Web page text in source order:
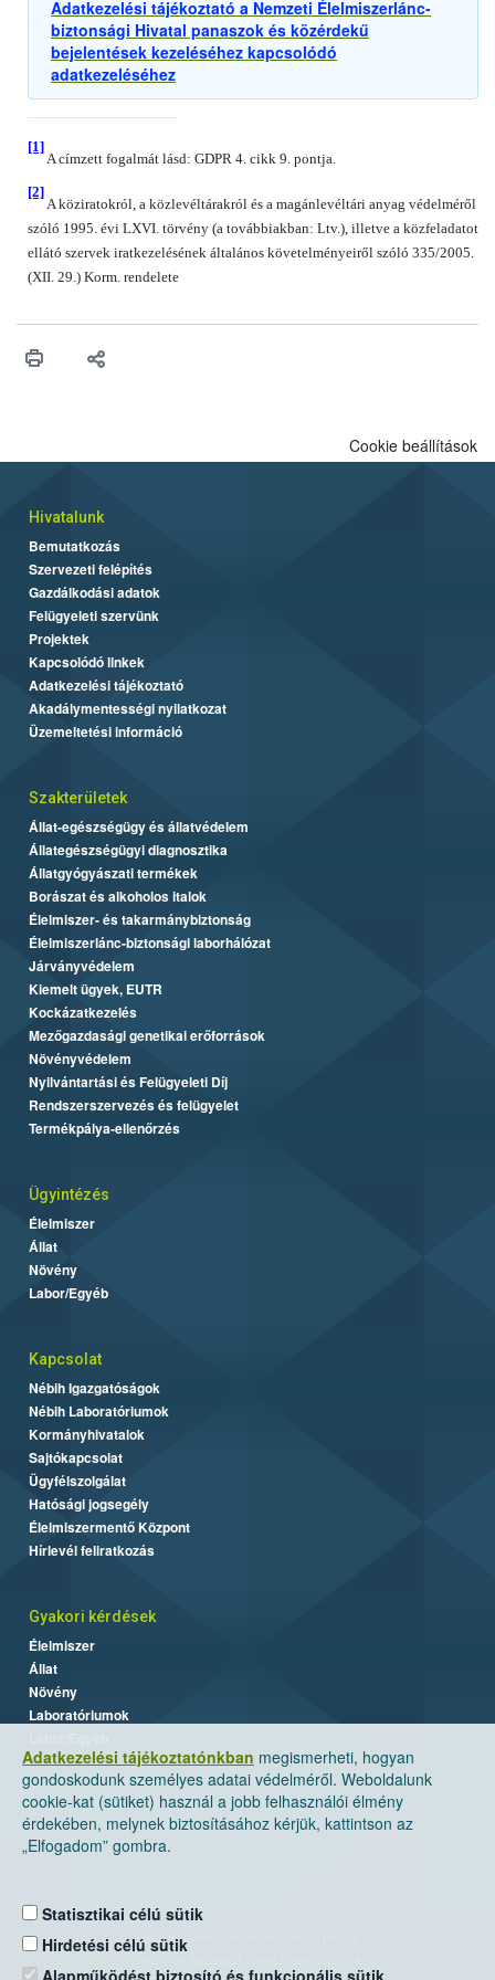
Adatkezelési tájékoztató a Nemzeti Élelmiszerlánc-
biztonsági Hivatal panaszok és közérdekű
bejelentések kezeléséhez kapcsolódó
adatkezeléséhez
[1]
A címzett fogalmát lásd: GDPR 4. cikk 9. pontja.
[2]
A köziratokról, a közlevéltárakról és a magánlevéltári anyag védelméről
szóló 1995. évi LXVI. törvény (a továbbiakban: Ltv.), illetve a közfeladatot
ellátó szervek iratkezelésének általános követelményeiről szóló 335/2005.
(XII. 29.) Korm. rendelete
Adatkezelési tájékoztatónkban megismerheti, hogyan
gondoskodunk személyes adatai védelméről. Weboldalunk
cookie-kat (sütiket) használ a jobb felhasználói élmény
érdekében, melynek biztosításához kérjük, kattintson az
„Elfogadom” gombra.
Statisztikai célú sütik
Hirdetési célú sütik
Alapműködést biztosító és funkcionális sütik
Cookie beállítások
Hivatalunk
Bemutatkozás
Szervezeti felépítés
Gazdálkodási adatok
Felügyeleti szervünk
Projektek
Kapcsolódó linkek
Adatkezelési tájékoztató
Akadálymentességi nyilatkozat
Üzemeltetési információ
Szakterületek
Állat-egészségügy és állatvédelem
Állategészségügyi diagnosztika
Állatgyógyászati termékek
Borászat és alkoholos italok
Élelmiszer- és takarmánybiztonság
Élelmiszerlánc-biztonsági laborhálózat
Járványvédelem
Kiemelt ügyek, EUTR
Kockázatkezelés
Mezőgazdasági genetikai erőforrások
Növényvédelem
Nyilvántartási és Felügyeleti Díj
Rendszerszervezés és felügyelet
Termékpálya-ellenőrzés
Ügyintézés
Élelmiszer
Állat
Növény
Labor/Egyéb
Kapcsolat
Nébih Igazgatóságok
Nébih Laboratóriumok
Kormányhivatalok
Sajtókapcsolat
Ügyfélszolgálat
Hatósági jogsegély
Élelmiszermentő Központ
Hírlevél feliratkozás
Gyakori kérdések
Élelmiszer
Állat
Növény
Laboratóriumok
Nemzeti Élelmiszerlánc-biztonsági Hivatal